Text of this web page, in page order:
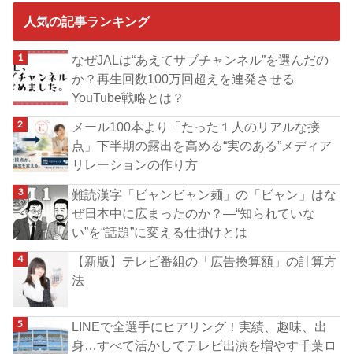
人気の記事ランキング
なぜJALは“あえてサブチャンネル”を選んだの
か？再生回数100万回超えを連発させる
YouTube戦略とは？
メール100本より「たった１人のリアルな接
点」下半期の露出を高める“実のある”メディア
リレーションの作り方
難読漢字「ビャンビャン麺」の「ビャン」はな
ぜ日本中に広まったのか？―“知られていな
い”を“話題”に変える仕掛けとは
【新版】テレビ番組の「広告換算額」の計算方
法
LINEで全選手にヒアリング！実績、趣味、出
身…すべて活かしてテレビ出演を増やす千葉ロ